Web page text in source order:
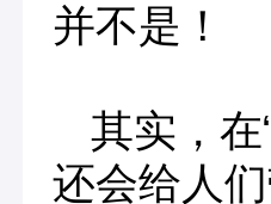
并不是！
其实，在
还会给人